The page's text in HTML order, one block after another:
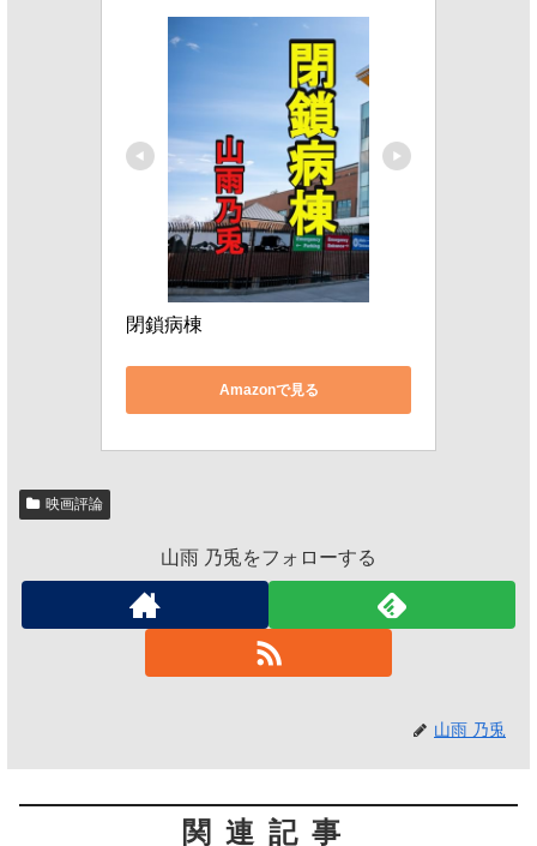
閉鎖病棟
Amazonで見る
映画評論
山雨 乃兎をフォローする
山雨 乃兎
関連記事